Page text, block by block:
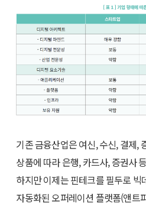
기존 금융산업은 여신, 수신, 결제,
상품에 따라 은행, 카드사, 증권사
하지만 이제는 핀테크를 필두로 빅
자동화된 오퍼레이션 플랫폼(앤트